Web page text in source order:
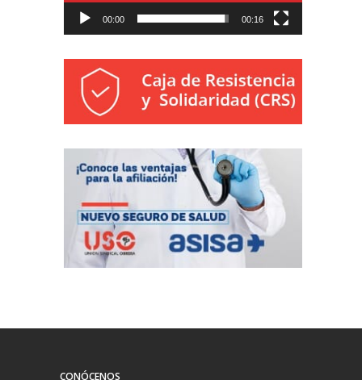
00:00 00:16
CONÓCENOS